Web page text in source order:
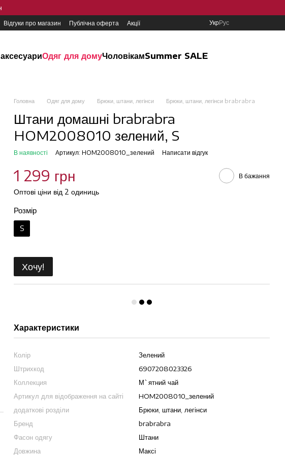
Відгуки про магазин Публічна оферта Акції УкрРус
Одяг для домуЧоловікамSummer SALE
Головна Одяг для дому Брюки, штани, легінси Брюки, штани, легінси brabrabra
Штани домашні brabrabra
HOM2008010 зелений, S
В наявності Артикул: HOM2008010_зелений Написати відгук
1 299 грн В бажання
Оптові ціни від 2 одиниць
Розмір
S
Хочу!
Характеристики
Колір
Зелений
Штрихкод
6907208023326
Коллекция
М`ятний чай
Артикул для відображення на сайті
HOM2008010_зелений
додаткові розділи
Брюки, штани, легінси
Бренд
brabrabra
Фасон одягу
Штани
Довжина
Максі